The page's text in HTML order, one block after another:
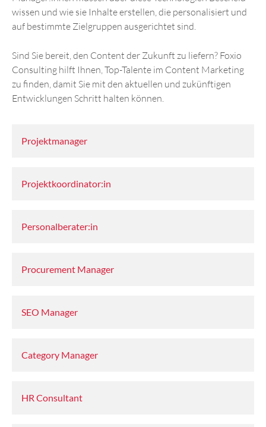
wissen und wie sie Inhalte erstellen, die personalisiert und
auf bestimmte Zielgruppen ausgerichtet sind.
Sind Sie bereit, den Content der Zukunft zu liefern? Foxio
Consulting hilft Ihnen, Top-Talente im Content Marketing
zu finden, damit Sie mit den aktuellen und zukünftigen
Entwicklungen Schritt halten können.
Projektmanager
Projektkoordinator:in
Personalberater:in
Procurement Manager
SEO Manager
Category Manager
HR Consultant